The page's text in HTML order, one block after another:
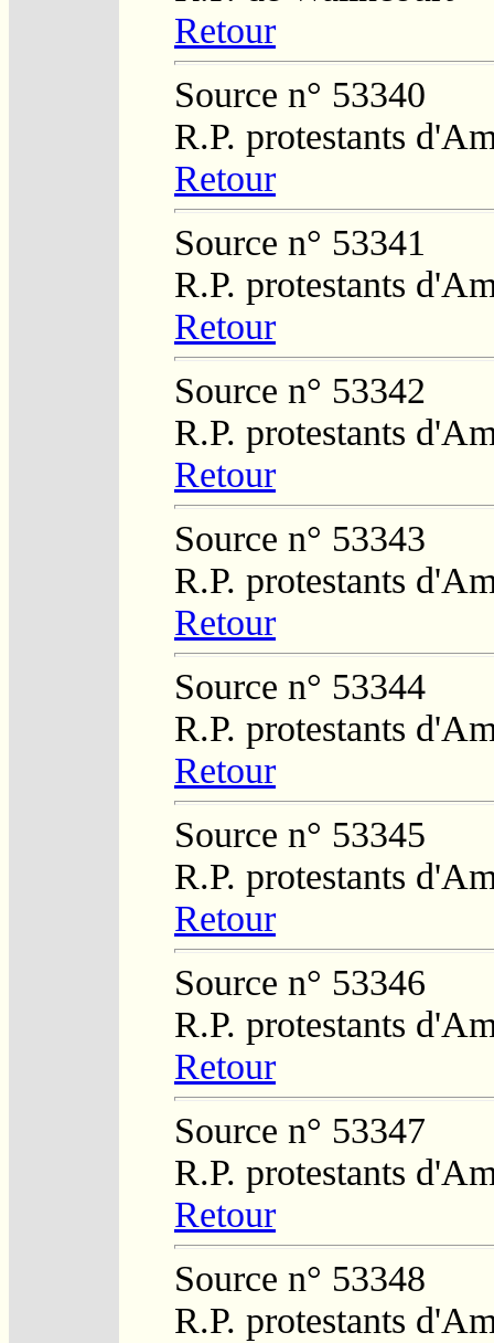
Retour
Source n° 53340
R.P. protestants
Retour
Source n° 53341
R.P. protestants
Retour
Source n° 53342
R.P. protestants
Retour
Source n° 53343
R.P. protestants
Retour
Source n° 53344
R.P. protestants
Retour
Source n° 53345
R.P. protestants
Retour
Source n° 53346
R.P. protestants
Retour
Source n° 53347
R.P. protestants
Retour
Source n° 53348
R.P. protestants